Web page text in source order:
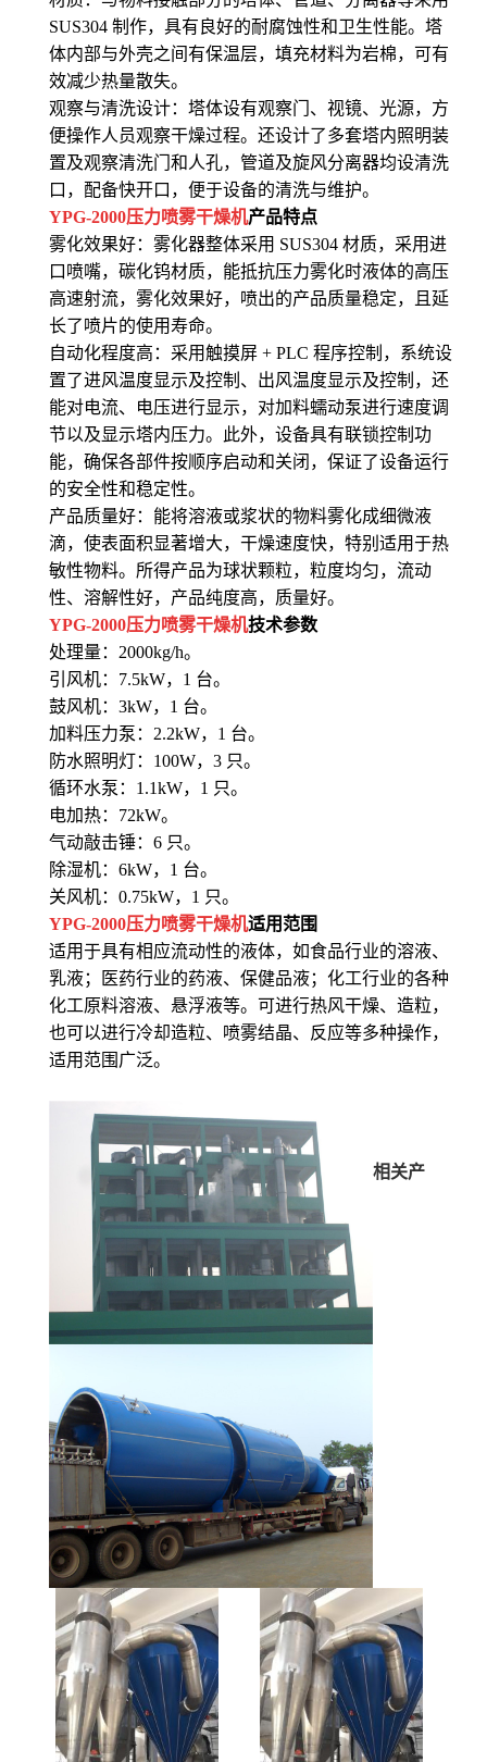
SUS304 制作，具有良好的耐腐蚀性和卫生性能。塔
体内部与外壳之间有保温层，填充材料为岩棉，可有
效减少热量散失。
观察与清洗设计：塔体设有观察门、视镜、光源，方
便操作人员观察干燥过程。还设计了多套塔内照明装
置及观察清洗门和人孔，管道及旋风分离器均设清洗
口，配备快开口，便于设备的清洗与维护。
YPG-2000压力喷雾干燥机产品特点
雾化效果好：雾化器整体采用 SUS304 材质，采用进
口喷嘴，碳化钨材质，能抵抗压力雾化时液体的高压
高速射流，雾化效果好，喷出的产品质量稳定，且延
长了喷片的使用寿命。
自动化程度高：采用触摸屏 + PLC 程序控制，系统设
置了进风温度显示及控制、出风温度显示及控制，还
能对电流、电压进行显示，对加料蠕动泵进行速度调
节以及显示塔内压力。此外，设备具有联锁控制功
能，确保各部件按顺序启动和关闭，保证了设备运行
的安全性和稳定性。
产品质量好：能将溶液或浆状的物料雾化成细微液
滴，使表面积显著增大，干燥速度快，特别适用于热
敏性物料。所得产品为球状颗粒，粒度均匀，流动
性、溶解性好，产品纯度高，质量好。
YPG-2000压力喷雾干燥机技术参数
处理量：2000kg/h。
引风机：7.5kW，1 台。
鼓风机：3kW，1 台。
加料压力泵：2.2kW，1 台。
防水照明灯：100W，3 只。
循环水泵：1.1kW，1 只。
电加热：72kW。
气动敲击锤：6 只。
除湿机：6kW，1 台。
关风机：0.75kW，1 只。
YPG-2000压力喷雾干燥机适用范围
适用于具有相应流动性的液体，如食品行业的溶液、
乳液；医药行业的药液、保健品液；化工行业的各种
化工原料溶液、悬浮液等。可进行热风干燥、造粒，
也可以进行冷却造粒、喷雾结晶、反应等多种操作，
适用范围广泛。
相关产